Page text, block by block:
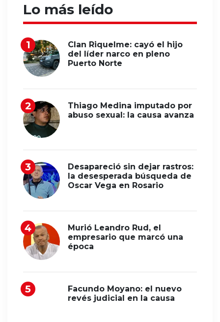
Lo más leído
Clan Riquelme: cayó el hijo
del líder narco en pleno
Puerto Norte
Thiago Medina imputado por
abuso sexual: la causa avanza
Desapareció sin dejar rastros:
la desesperada búsqueda de
Oscar Vega en Rosario
Murió Leandro Rud, el
empresario que marcó una
época
Facundo Moyano: el nuevo
revés judicial en la causa